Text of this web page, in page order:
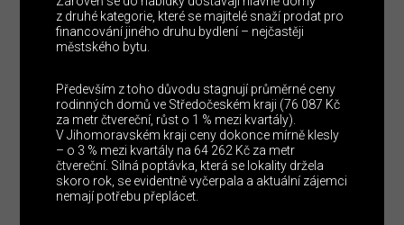
z druhé kategorie, které se majitelé snaží prodat pro
financování jiného druhu bydlení – nejčastěji
městského bytu.
Především z toho důvodu stagnují průměrné ceny
rodinných domů ve Středočeském kraji (76 087 Kč
za metr čtvereční, růst o 1 % mezi kvartály).
V Jihomoravském kraji ceny dokonce mírně klesly
– o 3 % mezi kvartály na 64 262 Kč za metr
čtvereční. Silná poptávka, která se lokality držela
skoro rok, se evidentně vyčerpala a aktuální zájemci
nemají potřebu přeplácet.